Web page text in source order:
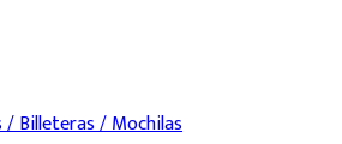
Billeteras / Mochilas